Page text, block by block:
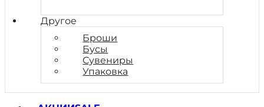
Другое
Броши
Бусы
Сувениры
Упаковка